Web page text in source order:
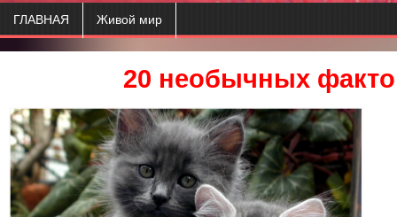
ГЛАВНАЯ Живой мир
20 необычных